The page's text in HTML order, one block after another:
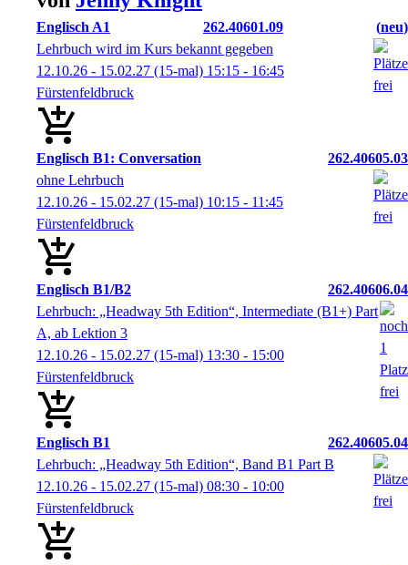
Englisch A1 262.40601.09
neu
Lehrbuch wird im Kurs bekannt gegeben
12.10.26 - 15.02.27 (15-mal) 15:15 - 16:45
Fürstenfeldbruck
Englisch B1: Conversation
262.40605.03
ohne Lehrbuch
12.10.26 - 15.02.27 (15-mal) 10:15 - 11:45
Fürstenfeldbruck
Englisch B1/B2
262.40606.04
Lehrbuch: „Headway 5th Edition“, Intermediate (B1+) Part
A, ab Lektion 3
12.10.26 - 15.02.27 (15-mal) 13:30 - 15:00
Fürstenfeldbruck
Englisch B1
262.40605.04
Lehrbuch: „Headway 5th Edition“, Band B1 Part B
12.10.26 - 15.02.27 (15-mal) 08:30 - 10:00
Fürstenfeldbruck